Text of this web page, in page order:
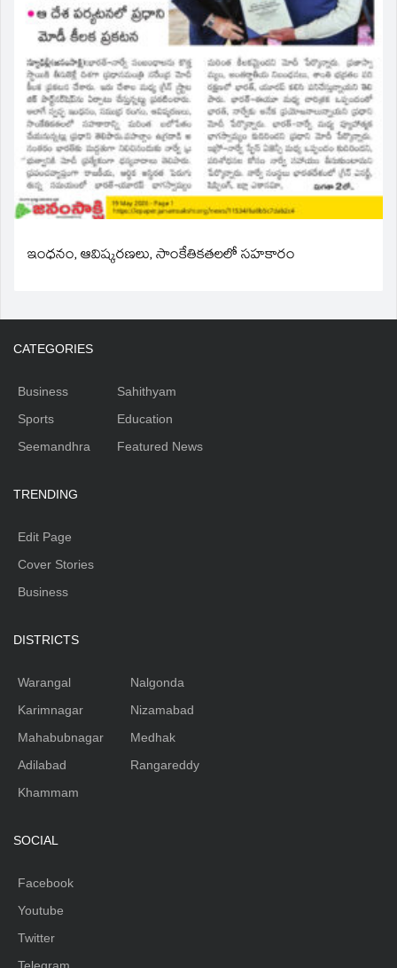
ఇంధనం, ఆవిష్కరణలు, సాంకేతికతలలో సహకారం
CATEGORIES
Business
Sports
Seemandhra
Sahithyam
Education
Featured News
TRENDING
Edit Page
Cover Stories
Business
DISTRICTS
Warangal
Karimnagar
Mahabubnagar
Adilabad
Khammam
Nalgonda
Nizamabad
Medhak
Rangareddy
SOCIAL
Facebook
Youtube
Twitter